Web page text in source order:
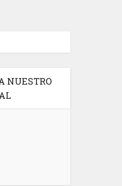
NUESTRO